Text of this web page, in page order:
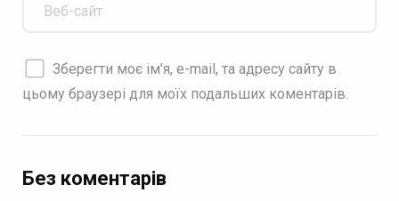
Зберегти моє ім'я, e-mail, та адресу сайту в
цьому браузері для моїх подальших коментарів.
Без коментарів